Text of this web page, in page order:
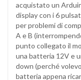
acquistato un
display con i 6
per problemi di
A e B
punto collegato il
una batteria 12V e
down (perché
batteria appena